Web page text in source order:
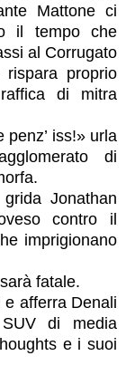
Mattone ci
il tempo che
al Corrugato
proprio
di mitra
penz’ iss!» urla
di
Jonathan
contro il
imprigionano
fatale.
afferra Denali
di media
e i suoi